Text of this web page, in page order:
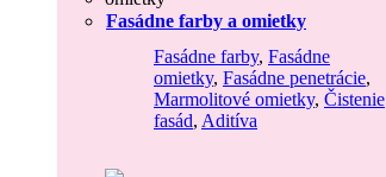
Fasádne farby a omietky
Fasádne farby, Fasádne
omietky, Fasádne penetrácie,
Marmolitové omietky, Čistenie
fasád, Aditíva